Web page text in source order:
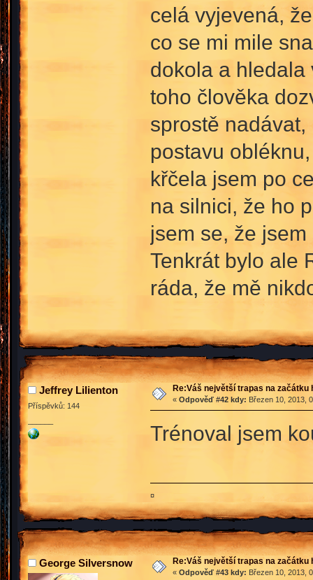
celá vyjevená,
co se mi mile
dokola a hledala
toho člověka
sprostě
postavu
křčela jsem po
na silnici, že ho
jsem se, že
Tenkrát bylo ale
ráda, že mě
Jeffrey Lilienton
Příspěvků: 144
Re:Váš největší trapas na začátku
« Odpověď #42 kdy: Březen 10, 2013,
Trénoval jsem
¤
George Silversnow Re:Váš největší trapas na začátku
« Odpověď #43 kdy: Březen 10, 2013,